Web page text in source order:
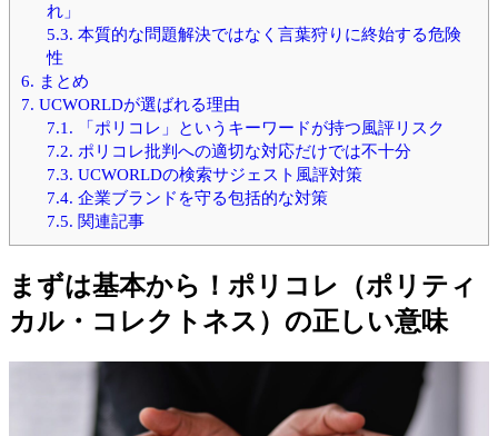
れ」
5.3. 本質的な問題解決ではなく言葉狩りに終始する危険
性
6. まとめ
7. UCWORLDが選ばれる理由
7.1. 「ポリコレ」というキーワードが持つ風評リスク
7.2. ポリコレ批判への適切な対応だけでは不十分
7.3. UCWORLDの検索サジェスト風評対策
7.4. 企業ブランドを守る包括的な対策
7.5. 関連記事
まずは基本から！ポリコレ（ポリティ
カル・コレクトネス）の正しい意味